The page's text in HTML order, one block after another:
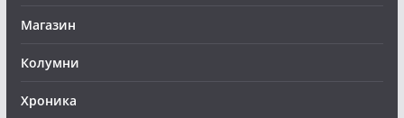
Магазин
Колумни
Хроника